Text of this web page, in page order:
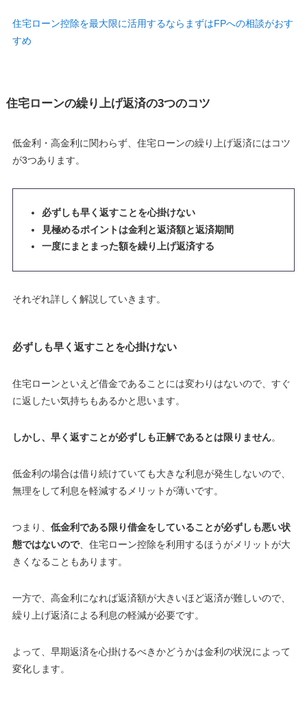
住宅ローン控除を最大限に活用するならまずはFPへの相談がおす
すめ
住宅ローンの繰り上げ返済の3つのコツ
低金利・高金利に関わらず、住宅ローンの繰り上げ返済にはコツ
が3つあります。
必ずしも早く返すことを心掛けない
見極めるポイントは金利と返済額と返済期間
一度にまとまった額を繰り上げ返済する
それぞれ詳しく解説していきます。
必ずしも早く返すことを心掛けない
住宅ローンといえど借金であることには変わりはないので、 すぐ
に返したい気持ちもあるかと思います。
しかし、早く返すことが必ずしも正解であるとは限りません。
低金利の場合は借り続けていても大きな利息が発生しないので、
無理をして利息を軽減するメリットが薄いです。
つまり、 低金利である限り借金をしていることが必ずしも悪い状
態ではないので、住宅ローン控除を利用するほうがメリットが大
きくなることもあります。
一方で、高金利になれば返済額が大きいほど返済が難しいので、
繰り上げ返済による利息の軽減が必要です。
よって、早期返済を心掛けるべきかどうかは金利の状況によって
変化します。